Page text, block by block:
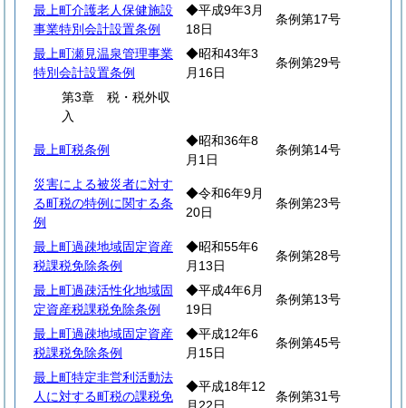
最上町介護老人保健施設
事業特別会計設置条例
◆平成9年3月
18日
条例第17号
最上町瀬見温泉管理事業
特別会計設置条例
◆昭和43年3
月16日
条例第29号
第3章 税・税外収
入
最上町税条例
◆昭和36年8
月1日
条例第14号
災害による被災者に対す
る町税の特例に関する条
例
◆令和6年9月
20日
条例第23号
最上町過疎地域固定資産
税課税免除条例
◆昭和55年6
月13日
条例第28号
最上町過疎活性化地域固
定資産税課税免除条例
◆平成4年6月
19日
条例第13号
最上町過疎地域固定資産
税課税免除条例
◆平成12年6
月15日
条例第45号
最上町特定非営利活動法
人に対する町税の課税免
◆平成18年12
条例第31号